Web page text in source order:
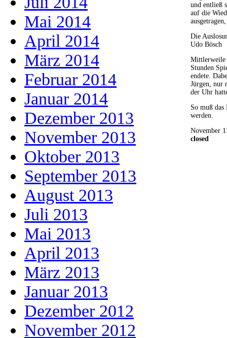
Mai 2014
April 2014
März 2014
Februar 2014
Januar 2014
Dezember 2013
November 2013
Oktober 2013
September 2013
August 2013
Juli 2013
Mai 2013
April 2013
März 2013
Januar 2013
Dezember 2012
November 2012
und entließ
auf die
Die
Udo Bösch
Mittlerweile
Stunden
endete.
Jürgen, nur
der Uhr
So muß
werden.
November
closed